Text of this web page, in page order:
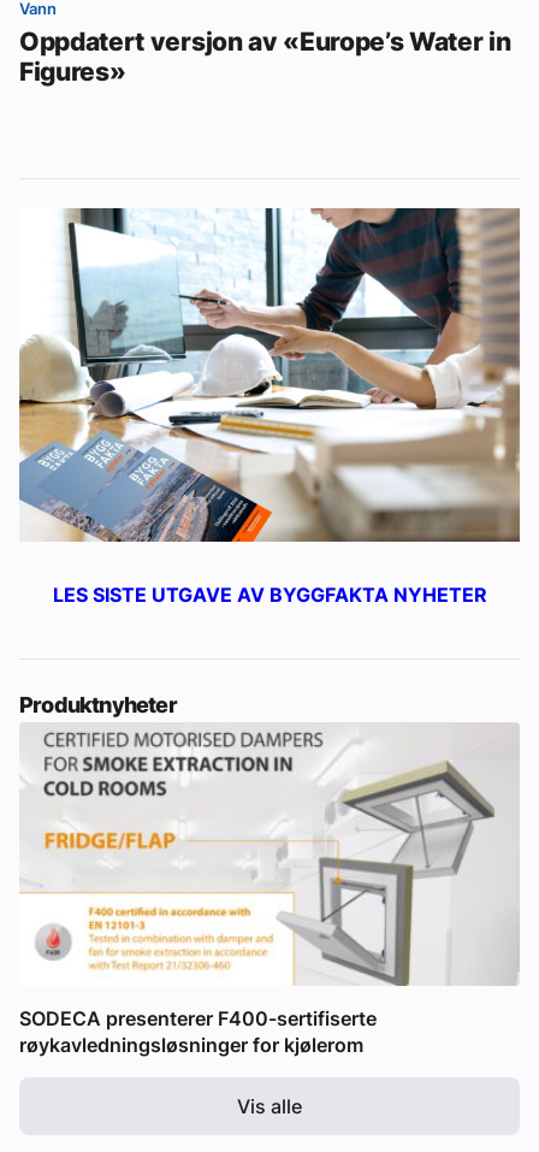
Vann
Oppdatert versjon av «Europe’s Water in
Figures»
LES SISTE UTGAVE AV BYGGFAKTA NYHETER
Produktnyheter
SODECA presenterer F400-sertifiserte
røykavledningsløsninger for kjølerom
Vis alle